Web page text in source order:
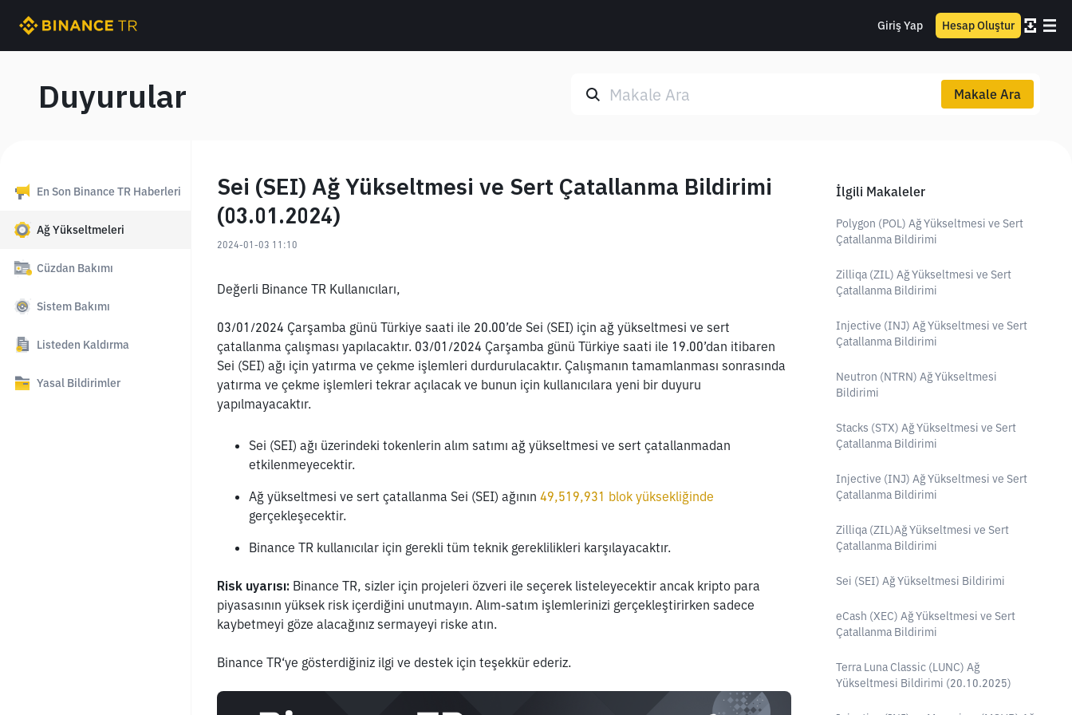
Giriş Yap Hesap Oluştur
Duyurular Makale Ara
En Son Binance TR Haberleri
Ağ Yükseltmeleri
Cüzdan Bakımı
Sistem Bakımı
Listeden Kaldırma
Yasal Bildirimler
Sei (SEI) Ağ Yükseltmesi ve Sert Çatallanma Bildirimi
(03.01.2024)
2024-01-03 11:10
Değerli Binance TR Kullanıcıları,
03/01/2024 Çarşamba günü Türkiye saati ile 20.00’de Sei (SEI) için ağ yükseltmesi ve sert
çatallanma çalışması yapılacaktır. 03/01/2024 Çarşamba günü Türkiye saati ile 19.00’dan itibaren
Sei (SEI) ağı için yatırma ve çekme işlemleri durdurulacaktır. Çalışmanın tamamlanması sonrasında
yatırma ve çekme işlemleri tekrar açılacak ve bunun için kullanıcılara yeni bir duyuru
yapılmayacaktır.
Sei (SEI) ağı üzerindeki tokenlerin alım satımı ağ yükseltmesi ve sert çatallanmadan
etkilenmeyecektir.
Ağ yükseltmesi ve sert çatallanma Sei (SEI) ağının 49,519,931 blok yüksekliğinde
gerçekleşecektir.
Binance TR kullanıcılar için gerekli tüm teknik gereklilikleri karşılayacaktır.
Risk uyarısı: Binance TR, sizler için projeleri özveri ile seçerek listeleyecektir ancak kripto para
piyasasının yüksek risk içerdiğini unutmayın. Alım-satım işlemlerinizi gerçekleştirirken sadece
kaybetmeyi göze alacağınız sermayeyi riske atın.
Binance TR‘ye gösterdiğiniz ilgi ve destek için teşekkür ederiz.
İlgili Makaleler
Polygon (POL) Ağ Yükseltmesi ve Sert
Çatallanma Bildirimi
Zilliqa (ZIL) Ağ Yükseltmesi ve Sert
Çatallanma Bildirimi
Injective (INJ) Ağ Yükseltmesi ve Sert
Çatallanma Bildirimi
Neutron (NTRN) Ağ Yükseltmesi
Bildirimi
Stacks (STX) Ağ Yükseltmesi ve Sert
Çatallanma Bildirimi
Injective (INJ) Ağ Yükseltmesi ve Sert
Çatallanma Bildirimi
Zilliqa (ZIL)Ağ Yükseltmesi ve Sert
Çatallanma Bildirimi
Sei (SEI) Ağ Yükseltmesi Bildirimi
eCash (XEC) Ağ Yükseltmesi ve Sert
Çatallanma Bildirimi
Terra Luna Classic (LUNC) Ağ
Yükseltmesi Bildirimi (20.10.2025)